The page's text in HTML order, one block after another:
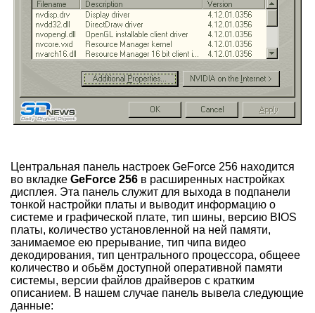
Центральная панель настроек GeForce 256 находится
во вкладке GeForce 256 в расширенных настройках
дисплея. Эта панель служит для выхода в подпанели
тонкой настройки платы и выводит информацию о
системе и графической плате, тип шины, версию BIOS
платы, количество установленной на ней памяти,
занимаемое ею прерывание, тип чипа видео
декодирования, тип центрального процессора, общеее
количество и обьём доступной оперативной памяти
системы, версии файлов драйверов с кратким
описанием. В нашем случае панель вывела следующие
данные: